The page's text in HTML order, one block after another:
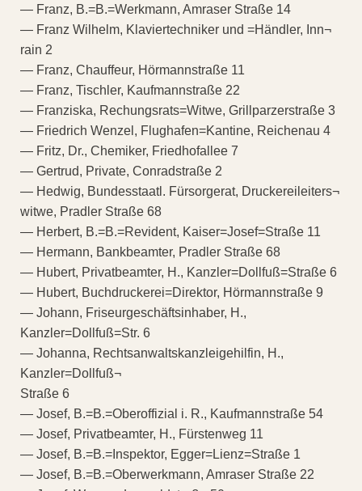
— Franz, B.=B.=Werkmann, Amraser Straße 14
— Franz Wilhelm, Klaviertechniker und =Händler, Inn¬
rain 2
— Franz, Chauffeur, Hörmannstraße 11
— Franz, Tischler, Kaufmannstraße 22
— Franziska, Rechungsrats=Witwe, Grillparzerstraße 3
— Friedrich Wenzel, Flughafen=Kantine, Reichenau 4
— Fritz, Dr., Chemiker, Friedhofallee 7
— Gertrud, Private, Conradstraße 2
— Hedwig, Bundesstaatl. Fürsorgerat, Druckereileiters¬
witwe, Pradler Straße 68
— Herbert, B.=B.=Revident, Kaiser=Josef=Straße 11
— Hermann, Bankbeamter, Pradler Straße 68
— Hubert, Privatbeamter, H., Kanzler=Dollfuß=Straße 6
— Hubert, Buchdruckerei=Direktor, Hörmannstraße 9
— Johann, Friseurgeschäftsinhaber, H.,
Kanzler=Dollfuß=Str. 6
— Johanna, Rechtsanwaltskanzleigehilfin, H.,
Kanzler=Dollfuß¬
Straße 6
— Josef, B.=B.=Oberoffizial i. R., Kaufmannstraße 54
— Josef, Privatbeamter, H., Fürstenweg 11
— Josef, B.=B.=Inspektor, Egger=Lienz=Straße 1
— Josef, B.=B.=Oberwerkmann, Amraser Straße 22